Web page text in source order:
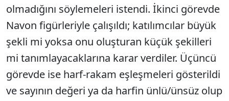
olmadığını söylemeleri istendi. İkinci görevde
Navon figürleriyle çalışıldı; katılımcılar büyük
şekli mi yoksa onu oluşturan küçük şekilleri
mi tanımlayacaklarına karar verdiler. Üçüncü
görevde ise harf-rakam eşleşmeleri gösterildi
ve sayının değeri ya da harfin ünlü/ünsüz olup